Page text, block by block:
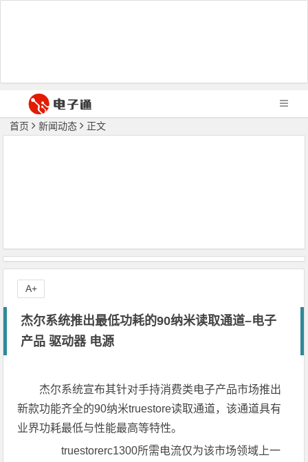
首页 新闻动态 正文
杰尔系统推出最低功耗的90纳米读取通道–电子
产品 驱动器 电源
杰尔系统宣布其针对手持消费类电子产品市场推出
新款功能齐全的90纳米truestore读取通道，该通道具有
业界功耗最低与性能最高等特性。
truestorerc1300所需电流仅为该市场领域上一
A+